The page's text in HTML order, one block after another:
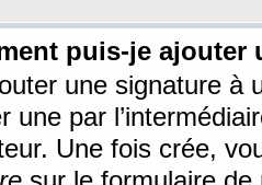
puis-je ajouter
une signature à
une par
Une fois crée,